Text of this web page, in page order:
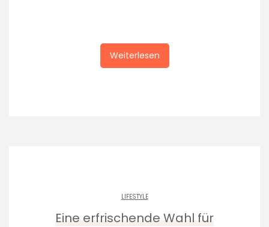
Weiterlesen
LIFESTYLE
Eine erfrischende Wahl für